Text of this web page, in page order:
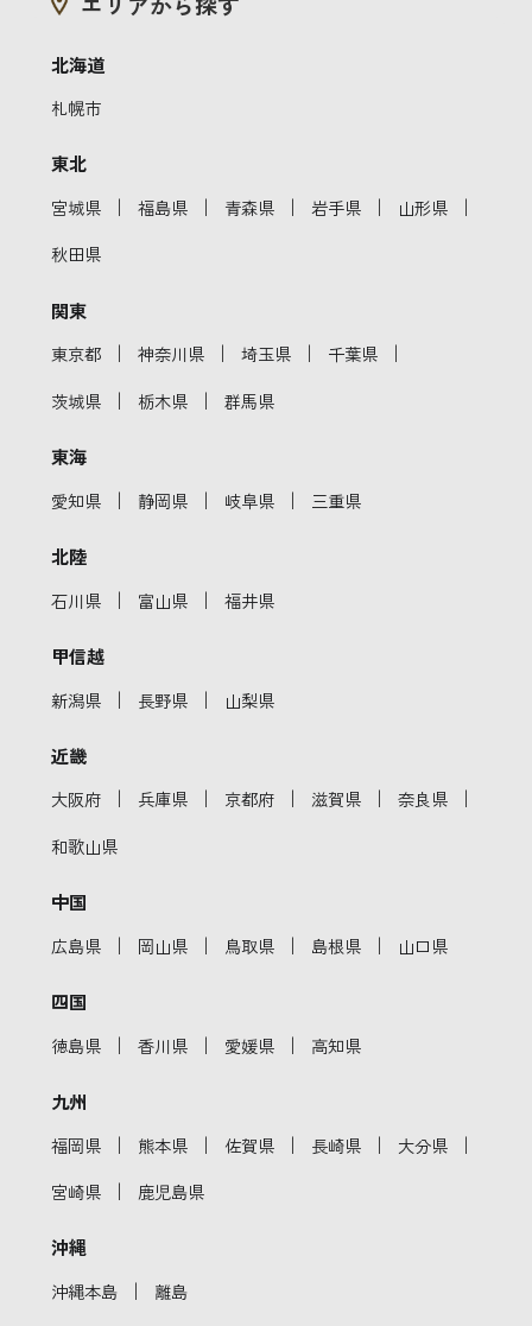
北海道
札幌市
東北
宮城県 ｜ 福島県 ｜ 青森県 ｜ 岩手県 ｜ 山形県 ｜
秋田県
関東
東京都 ｜ 神奈川県 ｜ 埼玉県 ｜ 千葉県 ｜
茨城県 ｜ 栃木県 ｜ 群馬県
東海
愛知県 ｜ 静岡県 ｜ 岐阜県 ｜ 三重県
北陸
石川県 ｜ 富山県 ｜ 福井県
甲信越
新潟県 ｜ 長野県 ｜ 山梨県
近畿
大阪府 ｜ 兵庫県 ｜ 京都府 ｜ 滋賀県 ｜ 奈良県 ｜
和歌山県
中国
広島県 ｜ 岡山県 ｜ 鳥取県 ｜ 島根県 ｜ 山口県
四国
徳島県 ｜ 香川県 ｜ 愛媛県 ｜ 高知県
九州
福岡県 ｜ 熊本県 ｜ 佐賀県 ｜ 長崎県 ｜ 大分県 ｜
宮崎県 ｜ 鹿児島県
沖縄
沖縄本島 ｜ 離島